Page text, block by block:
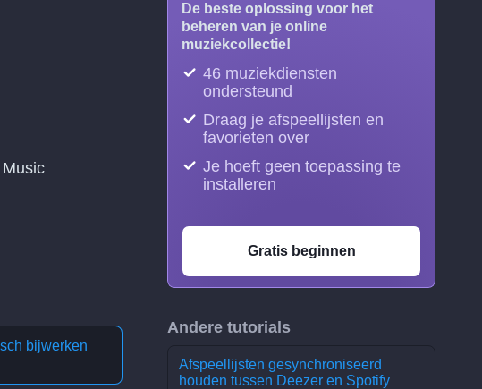
bijwerken
De beste oplossing voor het
beheren van je online
muziekcollectie!
46 muziekdiensten
ondersteund
Draag je afspeellijsten en
favorieten over
Je hoeft geen toepassing te
installeren
Gratis beginnen
Andere tutorials
Afspeellijsten gesynchroniseerd
houden tussen Deezer en Spotify